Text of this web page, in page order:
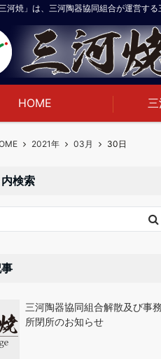
河焼」は、三河陶器協同組合が運営する
HOME
2021年 03月 30日
検索
三河陶器協同組合解散及び事務
所閉所のお知らせ